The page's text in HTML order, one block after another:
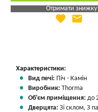
Отримати знижку
Яка Ваша ціна
favorite email
Характеристики:
Вид печі: Піч - Камін
Виробник: Thorma
Об'єм приміщення: до
Дверцята: Зі склом, З